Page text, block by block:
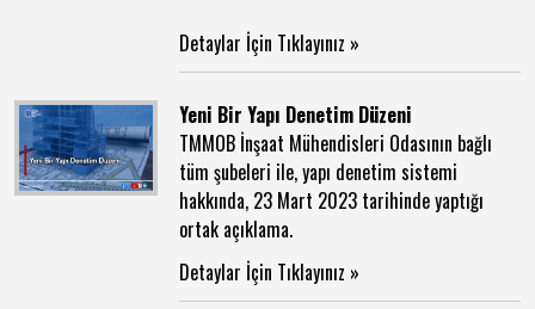
Detaylar İçin Tıklayınız »
Yeni Bir Yapı Denetim Düzeni
TMMOB İnşaat Mühendisleri Odasının bağlı
tüm şubeleri ile, yapı denetim sistemi
hakkında, 23 Mart 2023 tarihinde yaptığı
ortak açıklama. ​
Detaylar İçin Tıklayınız »